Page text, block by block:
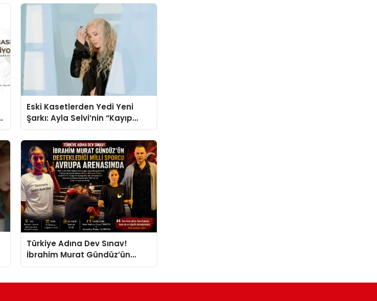
Eski Kasetlerden Yedi Yeni
Şarkı: Ayla Selvi’nin “Kayıp
Kasetler 1” Albümü 31
Temmuz’da Çıktı
Türkiye Adına Dev Sınav!
İbrahim Murat Gündüz’ün
Desteklediği Milli Sporcu